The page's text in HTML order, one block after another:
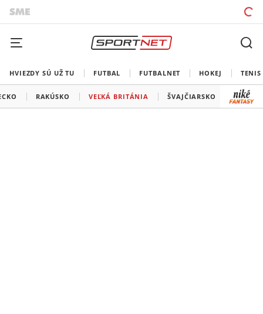
HVIEZDY SÚ UŽ TU FUTBAL FUTBALNET HOKEJ TENIS
RAKÚSKO VEĽKÁ BRITÁNIA ŠVAJČIARSKO USA